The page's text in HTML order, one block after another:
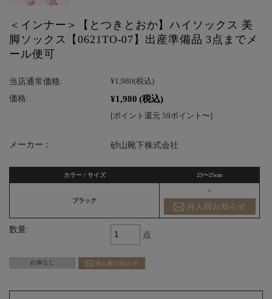
＜インナー＞【とつきとおか】ハイソックス 美
脚ソックス【0621TO-07】出産準備品 3点までメ
ール便可
当店通常価格: ¥1,980(税込)
価格: ¥1,980 (税込)
[ポイント還元 59ポイント〜]
メーカー： 砂山靴下株式会社
カラー / サイズ 23〜25cm
ブラック
×
数量:
点